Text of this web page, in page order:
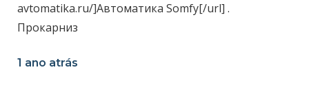
avtomatika.ru/]Автоматика Somfy[/url] .
Прокарниз
1 ano atrás